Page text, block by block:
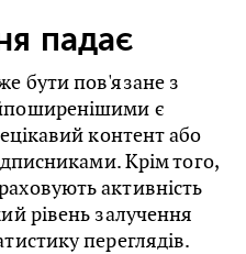
падає
бути пов'язане з
є
контент або
Крім того,
активність
рівень залучення
переглядів.